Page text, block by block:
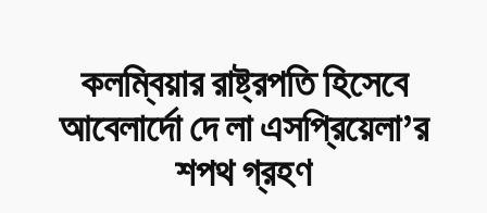
কলম্বিয়ার রাষ্ট্রপতি হিসেবে
আবেলার্দো দে লা এসপ্রিয়েলা’র
শপথ গ্রহণ